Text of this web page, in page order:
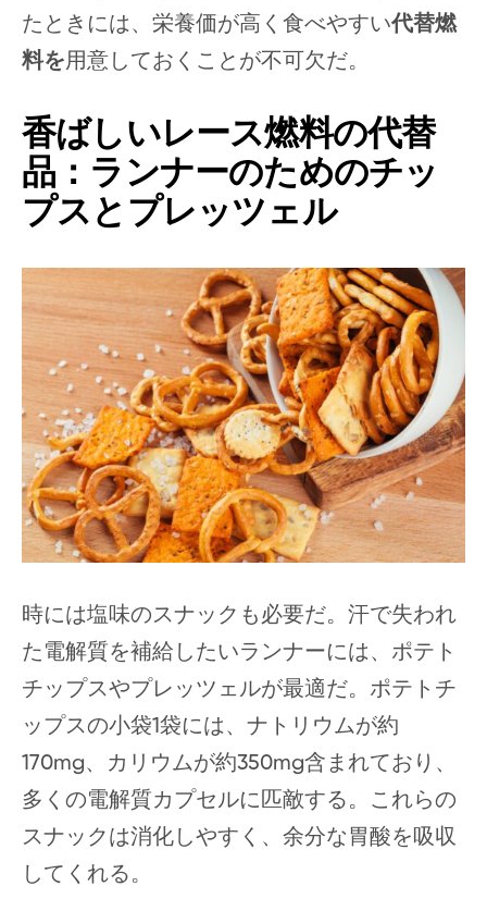
たときには、栄養価が高く食べやすい代替燃
料を用意しておくことが不可欠だ。
香ばしいレース燃料の代替
品：ランナーのためのチッ
プスとプレッツェル
時には塩味のスナックも必要だ。汗で失われ
た電解質を補給したいランナーには、ポテト
チップスやプレッツェルが最適だ。ポテトチ
ップスの小袋1袋には、ナトリウムが約
170mg、カリウムが約350mg含まれており、
多くの電解質カプセルに匹敵する。これらの
スナックは消化しやすく、余分な胃酸を吸収
してくれる。